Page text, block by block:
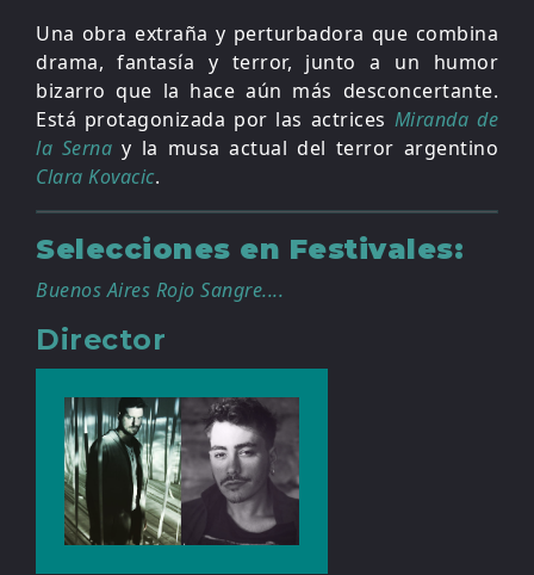
Una obra extraña y perturbadora que combina
drama, fantasía y terror, junto a un humor
bizarro que la hace aún más desconcertante.
Está protagonizada por las actrices Miranda de
la Serna y la musa actual del terror argentino
Clara Kovacic.
Selecciones en Festivales:
Buenos Aires Rojo Sangre....
Director